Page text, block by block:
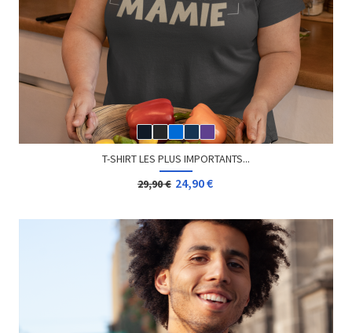
T-SHIRT HOMME HUMOUR...